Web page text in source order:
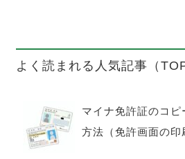
よく読まれる人気記事（
マイナ免許証のコピ
方法（免許画面の印